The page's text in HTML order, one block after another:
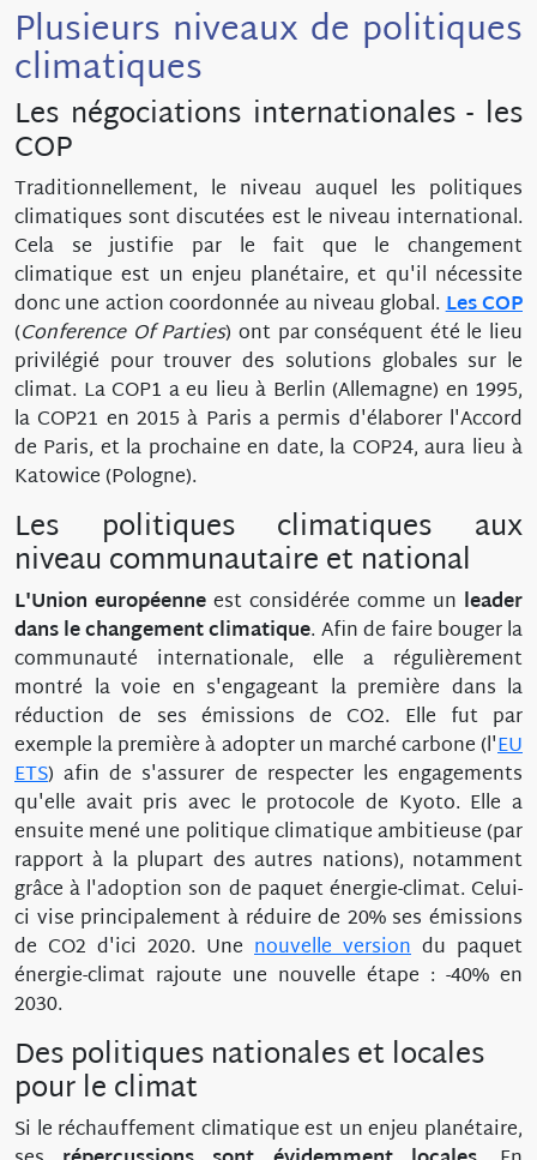
Plusieurs niveaux de politiques
climatiques
Les négociations internationales - les
COP
Traditionnellement, le niveau auquel les politiques
climatiques sont discutées est le niveau international.
Cela se justifie par le fait que le changement
climatique est un enjeu planétaire, et qu'il nécessite
donc une action coordonnée au niveau global.Les COP
(Conference Of Parties) ont par conséquent été le lieu
privilégié pour trouver des solutions globales sur le
climat. La COP1 a eu lieu à Berlin (Allemagne) en 1995,
la COP21 en 2015 à Paris a permis d'élaborer l'Accord
de Paris, et la prochaine en date, la COP24, aura lieu à
Katowice (Pologne).
Les politiques climatiques aux
niveau communautaire et national
L'Union européenne est considérée comme un leader
dans le changement climatique. Afin de faire bouger la
communauté internationale, elle a régulièrement
montré la voie en s'engageant la première dans la
réduction de ses émissions de CO2. Elle fut par
exemple la première à adopter un marché carbone (l'EU
ETS) afin de s'assurer de respecter les engagements
qu'elle avait pris avec le protocole de Kyoto. Elle a
ensuite mené une politique climatique ambitieuse (par
rapport à la plupart des autres nations), notamment
grâce à l'adoption son de paquet énergie-climat. Celui-
ci vise principalement à réduire de 20% ses émissions
de CO2 d'ici 2020. Une nouvelle version du paquet
énergie-climat rajoute une nouvelle étape : -40% en
2030.
Des politiques nationales et locales
pour le climat
Si le réchauffement climatique est un enjeu planétaire,